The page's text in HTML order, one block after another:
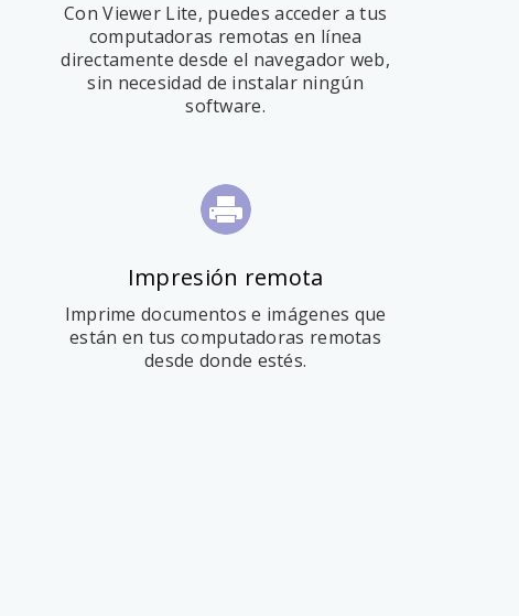
Con Viewer Lite, puedes acceder a tus
computadoras remotas en línea
directamente desde el navegador web,
sin necesidad de instalar ningún
software.
Impresión remota
Imprime documentos e imágenes que
están en tus computadoras remotas
desde donde estés.